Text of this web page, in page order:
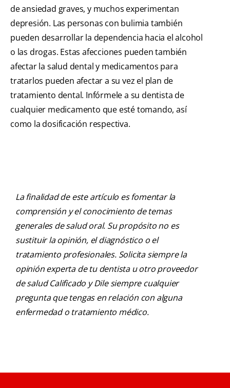
de ansiedad graves, y muchos experimentan
depresión. Las personas con bulimia también
pueden desarrollar la dependencia hacia el alcohol
o las drogas. Estas afecciones pueden también
afectar la salud dental y medicamentos para
tratarlos pueden afectar a su vez el plan de
tratamiento dental. Infórmele a su dentista de
cualquier medicamento que esté tomando, así
como la dosificación respectiva.
La finalidad de este artículo es fomentar la
comprensión y el conocimiento de temas
generales de salud oral. Su propósito no es
sustituir la opinión, el diagnóstico o el
tratamiento profesionales. Solicita siempre la
opinión experta de tu dentista u otro proveedor
de salud Calificado y Dile siempre cualquier
pregunta que tengas en relación con alguna
enfermedad o tratamiento médico.